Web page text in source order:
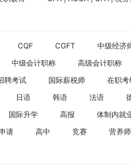
CFA | 税务师
留学语培
海外留学
CQF CGFT 中级经济
中级会计职称 高级会计职称
聘考试 国际薪税师 在职考
日语 韩语 法语
国际升学 高报 体制内就
请 高中 竞赛 营养